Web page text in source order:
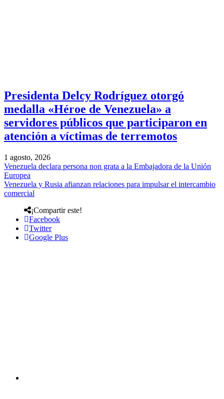
Presidenta Delcy Rodríguez otorgó
medalla «Héroe de Venezuela» a
servidores públicos que participaron en
atención a víctimas de terremotos
1 agosto, 2026
Venezuela declara persona non grata a la Embajadora de la Unión
Europea
Venezuela y Rusia afianzan relaciones para impulsar el intercambio
comercial
¡Compartir este!
Facebook
Twitter
Google Plus